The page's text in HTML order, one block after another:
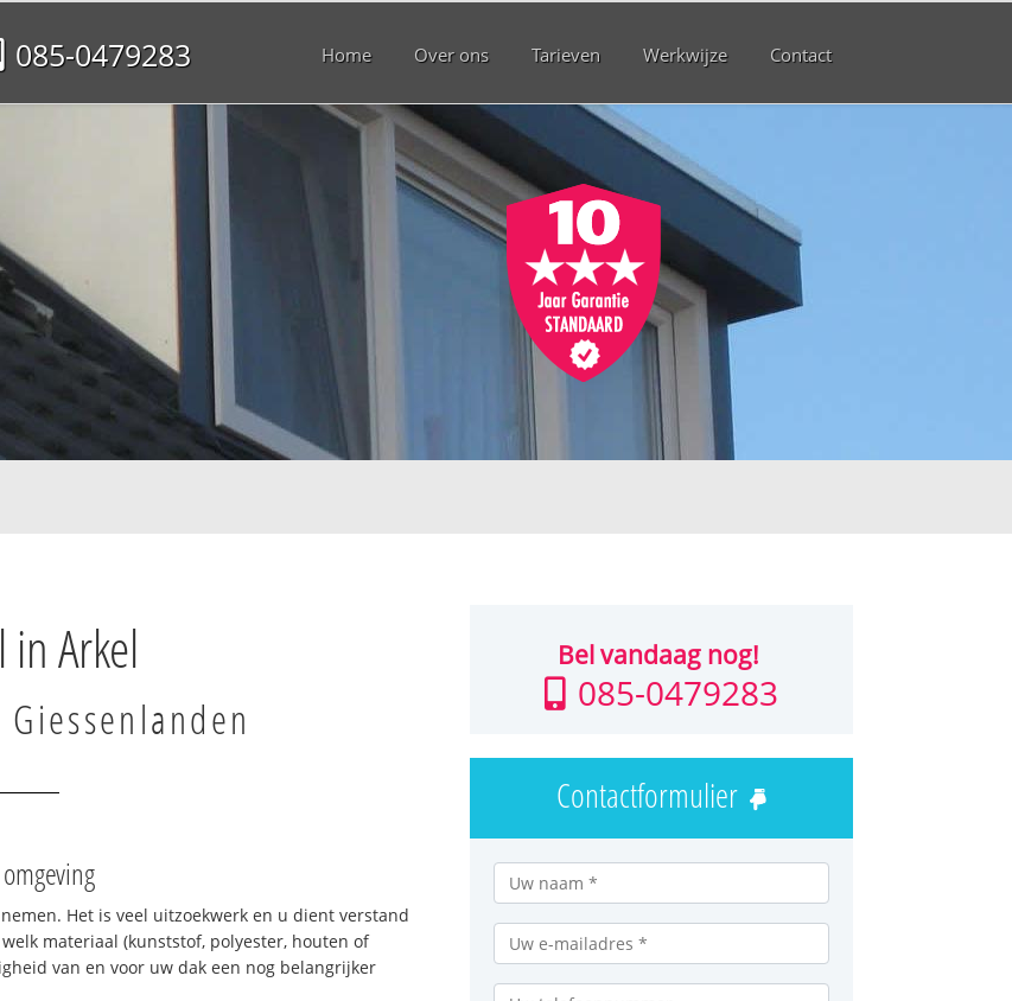
085-0479283 Home Over ons Tarieven Werkwijze Contact
in Arkel
Het is veel uitzoekwerk en u dient verstand
materiaal (kunststof, polyester, houten of
van en voor uw dak een nog belangrijker
Bel vandaag nog!
085-0479283
Contactformulier